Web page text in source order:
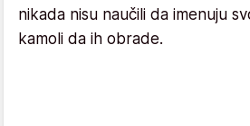
nikada nisu naučili da imenuju
kamoli da ih obrade.